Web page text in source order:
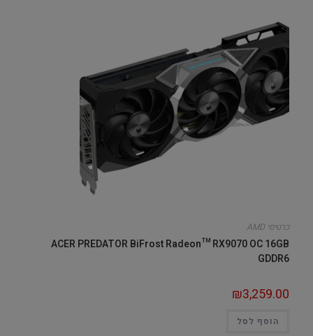
כרטיסי AMD
ACER PREDATOR BiFrost Radeon™ RX9070 OC 16GB
GDDR6
₪3,259.00
הוסף לסל